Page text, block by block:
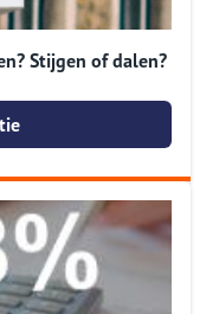
Stijgen of dalen?